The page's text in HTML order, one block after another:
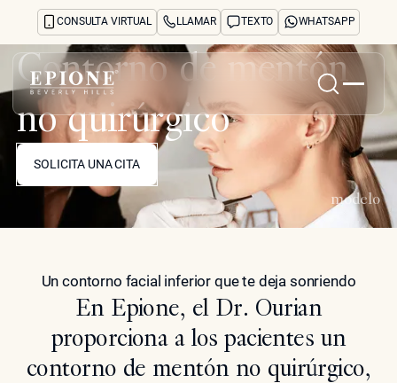
CONSULTA VIRTUAL LLAMAR TEXTO WHATSAPP
Inicio
Tratamientos y preocupaciones
Treatments
Reseñas
Blog
See Your Future Self
CONTACTO
CONTACTO
Contorno de mentón
no quirúrgico
SOLICITA UNA CITA
SOLICITA UNA CITA
modelo
Un contorno facial inferior que te deja sonriendo
En Epione, el Dr. Ourian
proporciona a los pacientes un
contorno de mentón no quirúrgico,